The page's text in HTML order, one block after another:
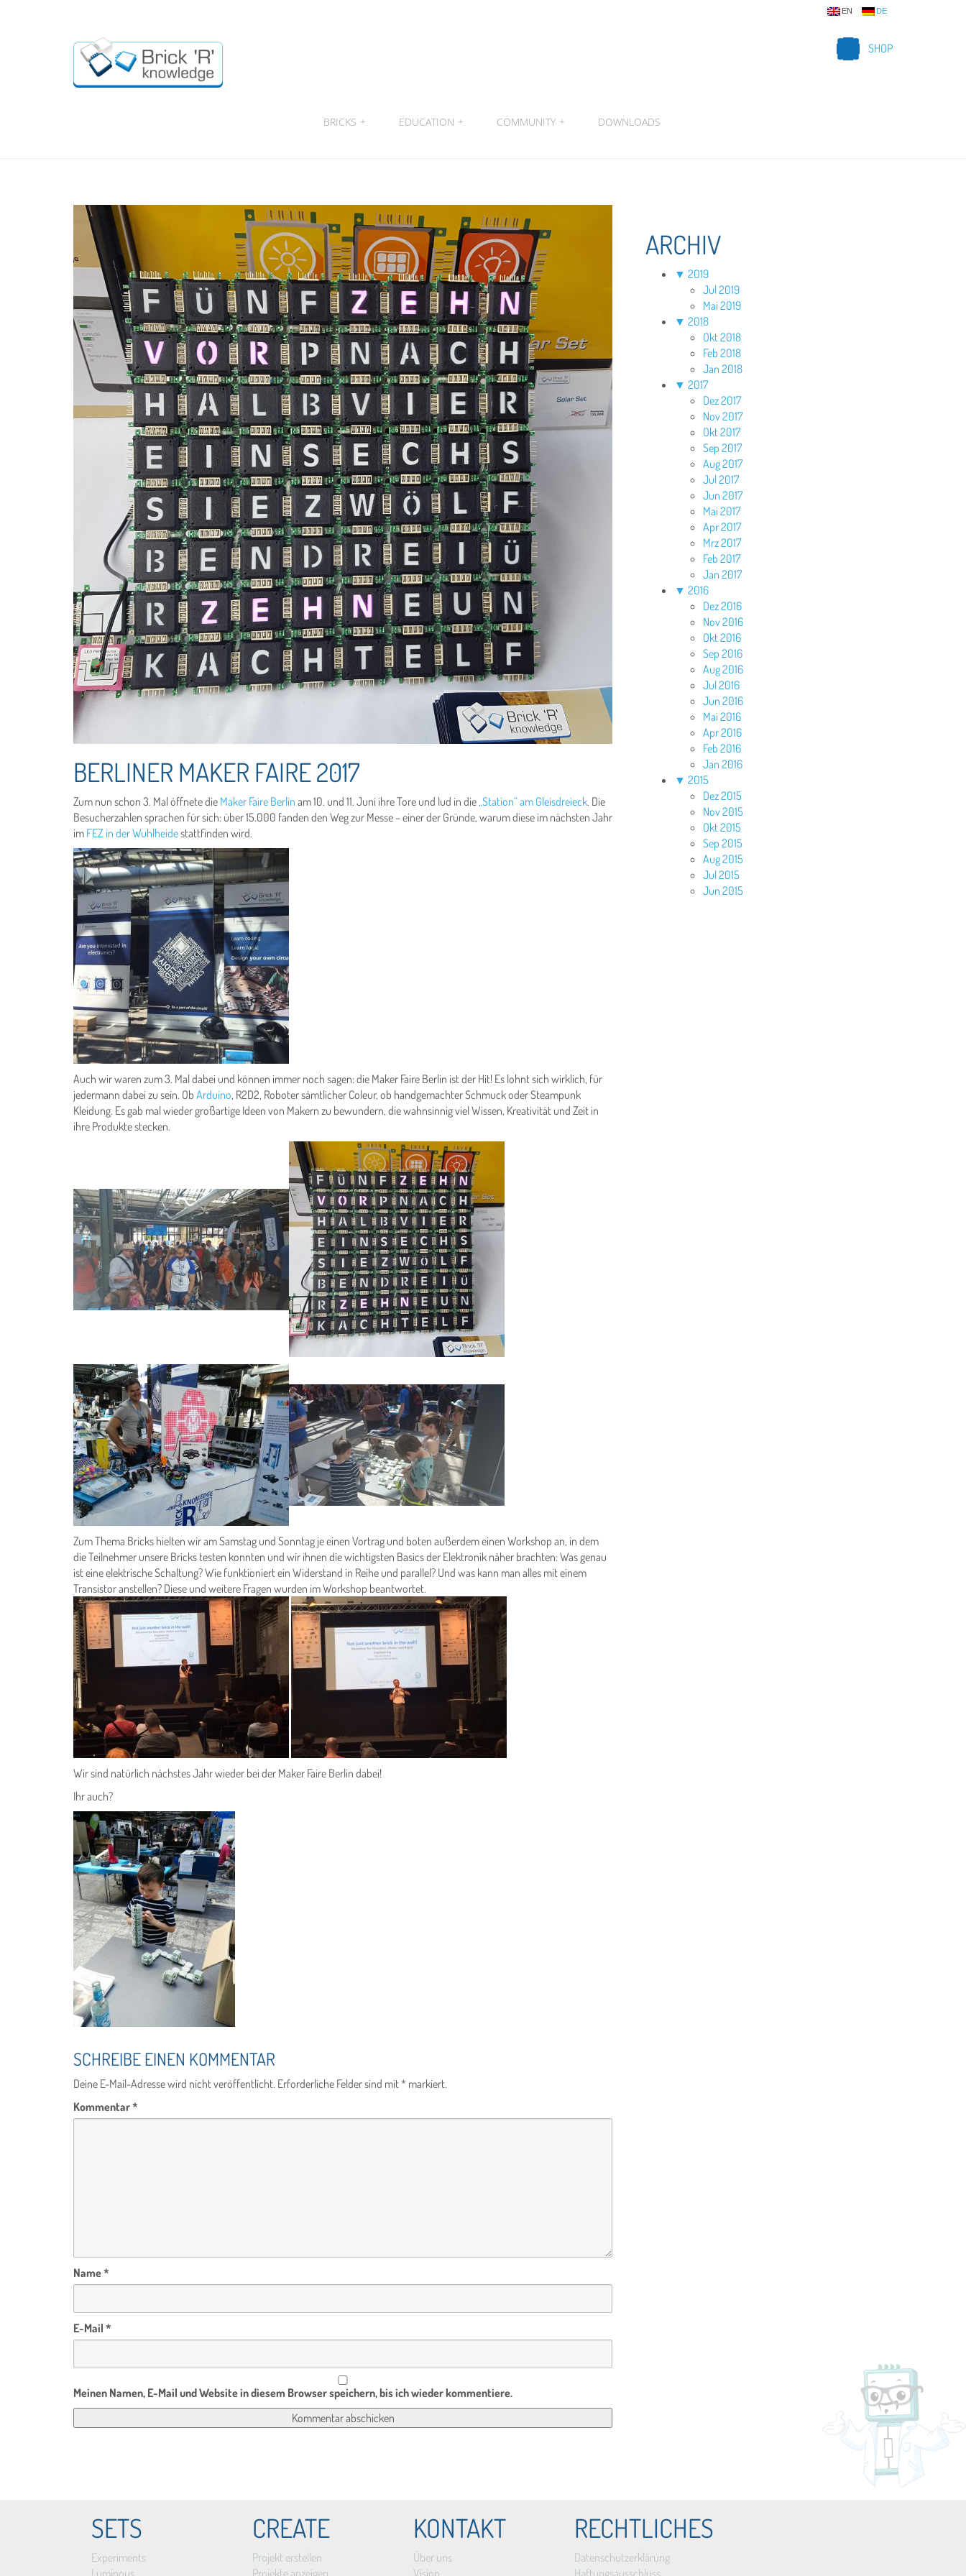
EN DE
SHOP
BRICKS + EDUCATION + COMMUNITY + DOWNLOADS
BERLINER MAKER FAIRE 2017
Zum nun schon 3. Mal öffnete die Maker Faire Berlin am 10. und 11. Juni ihre Tore und lud in die„Station“ am Gleisdreieck. Die
Besucherzahlen sprachen für sich: über 15.000 fanden den Weg zur Messe – einer der Gründe, warum diese im nächsten Jahr
im FEZ in der Wuhlheidestattfinden wird.
Auch wir waren zum 3. Mal dabei und können immer noch sagen: die Maker Faire Berlin ist der Hit! Es lohnt sich wirklich, für
jedermann dabei zu sein. Ob Arduino, R2D2, Roboter sämtlicher Coleur, ob handgemachter Schmuck oder Steampunk
Kleidung. Es gab mal wieder großartige Ideen von Makern zu bewundern, die wahnsinnig viel Wissen, Kreativität und Zeit in
ihre Produkte stecken.
Zum Thema Bricks hielten wir am Samstag und Sonntag je einen Vortrag und boten außerdem einen Workshop an, in dem
die Teilnehmer unsere Bricks testen konnten und wir ihnen die wichtigsten Basics der Elektronik näher brachten: Was genau
ist eine elektrische Schaltung? Wie funktioniert ein Widerstand in Reihe und parallel? Und was kann man alles mit einem
Transistor anstellen? Diese und weitere Fragen wurden im Workshop beantwortet.
Wir sind natürlich nächstes Jahr wieder bei der Maker Faire Berlin dabei!
Ihr auch?
SCHREIBE EINEN KOMMENTAR
Deine E-Mail-Adresse wird nicht veröffentlicht. Erforderliche Felder sind mit* markiert.
Kommentar*
Name*
E-Mail *
Meinen Namen, E-Mail und Website in diesem Browser speichern, bis ich wieder kommentiere.
ARCHIV
▼ 2019
Jul 2019
Mai 2019
▼ 2018
Okt 2018
Feb 2018
Jan 2018
▼ 2017
Dez 2017
Nov 2017
Okt 2017
Sep 2017
Aug 2017
Jul 2017
Jun 2017
Mai 2017
Apr 2017
Mrz 2017
Feb 2017
Jan 2017
▼ 2016
Dez 2016
Nov 2016
Okt 2016
Sep 2016
Aug 2016
Jul 2016
Jun 2016
Mai 2016
Apr 2016
Feb 2016
Jan 2016
▼ 2015
Dez 2015
Nov 2015
Okt 2015
Sep 2015
Aug 2015
Jul 2015
Jun 2015
SETS
Experiments
Luminous
CREATE
Projekt erstellen
Projekte anzeigen
KONTAKT
Über uns
Vision
RECHTLICHES
Datenschutzerklärung
Haftungsausschluss